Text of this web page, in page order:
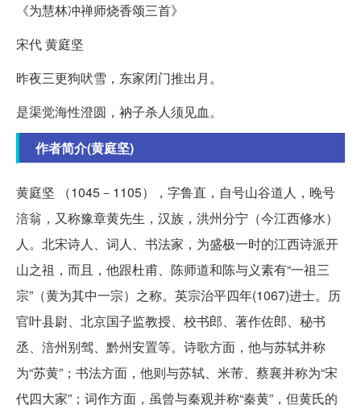
《为慧林冲禅师烧香颂三首》
宋代 黄庭坚
昨夜三更狗吠雪，东家闭门推出月。
是渠觉海性澄圆，衲子杀人须见血。
作者简介(黄庭坚)
黄庭坚 （1045－1105），字鲁直，自号山谷道人，晚号
涪翁，又称豫章黄先生，汉族，洪州分宁（今江西修水）
人。北宋诗人、词人、书法家，为盛极一时的江西诗派开
山之祖，而且，他跟杜甫、陈师道和陈与义素有“一祖三
宗”（黄为其中一宗）之称。英宗治平四年(1067)进士。历
官叶县尉、北京国子监教授、校书郎、著作佐郎、秘书
丞、涪州别驾、黔州安置等。诗歌方面，他与苏轼并称
为“苏黄”；书法方面，他则与苏轼、米芾、蔡襄并称为“宋
代四大家”；词作方面，虽曾与秦观并称“秦黄”，但黄氏的